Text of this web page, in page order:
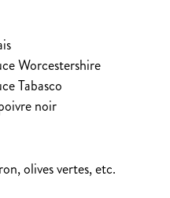
Worcestershire
Tabasco
noir
olives vertes, etc.